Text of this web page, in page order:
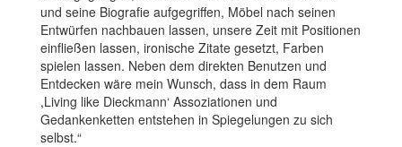
und seine Biografie aufgegriffen, Möbel nach seinen
Entwürfen nachbauen lassen, unsere Zeit mit Positionen
einfließen lassen, ironische Zitate gesetzt, Farben
spielen lassen. Neben dem direkten Benutzen und
Entdecken wäre mein Wunsch, dass in dem Raum
,Living like Dieckmann‘ Assoziationen und
Gedankenketten entstehen in Spiegelungen zu sich
selbst.“